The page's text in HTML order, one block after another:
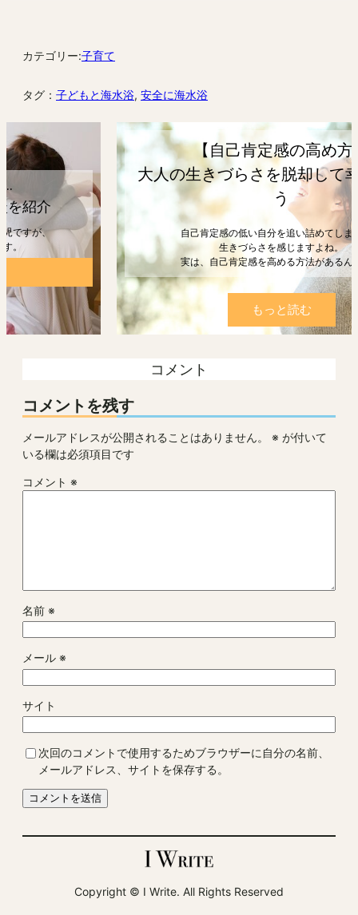
カテゴリー:子育て
タグ： 子どもと海水浴, 安全に海水浴
【自己肯定感の高め方】
大人の生きづらさを脱却して幸せになろ
う
自己肯定感の低い自分を追い詰めてしまうと、
生きづらさを感じますよね。
実は、自己肯定感を高める方法があるんです。
もっと読む
コメント
コメントを残す
メールアドレスが公開されることはありません。 ※ が付いて
いる欄は必須項目です
コメント ※
名前 ※
メール ※
サイト
次回のコメントで使用するためブラウザーに自分の名前、
メールアドレス、サイトを保存する。
Copyright ©︎ I Write. All Rights Reserved